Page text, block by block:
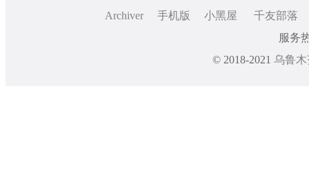
Archiver
手机版 小黑屋
千友部落
服务
© 2018-2021 乌鲁